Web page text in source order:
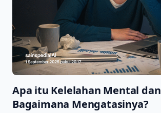
Apa itu Kelelahan Mental dan
Bagaimana Mengatasinya?